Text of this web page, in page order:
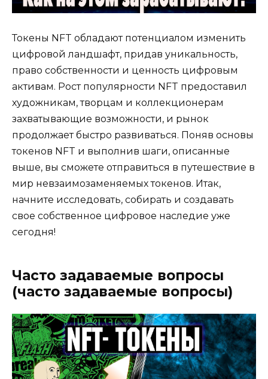
Токены NFT обладают потенциалом изменить
цифровой ландшафт, придав уникальность,
право собственности и ценность цифровым
активам. Рост популярности NFT предоставил
художникам, творцам и коллекционерам
захватывающие возможности, и рынок
продолжает быстро развиваться. Поняв основы
токенов NFT и выполнив шаги, описанные
выше, вы сможете отправиться в путешествие в
мир невзаимозаменяемых токенов. Итак,
начните исследовать, собирать и создавать
свое собственное цифровое наследие уже
сегодня!
Часто задаваемые вопросы
(часто задаваемые вопросы)